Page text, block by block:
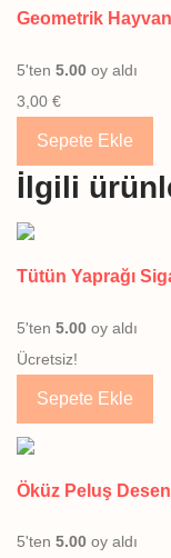
Geometrik
5'ten 5.00 oy aldı
3,00 €
Sepete Ekle
İlgili
Tütün Yaprağı
5'ten 5.00 oy aldı
Ücretsiz!
Sepete Ekle
Öküz Peluş Desen
5'ten 5.00 oy aldı